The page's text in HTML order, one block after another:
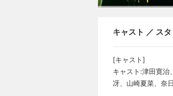
キャスト ／ ス
[キャスト]
キャスト:津田寛治
冴、山崎夏菜、奈